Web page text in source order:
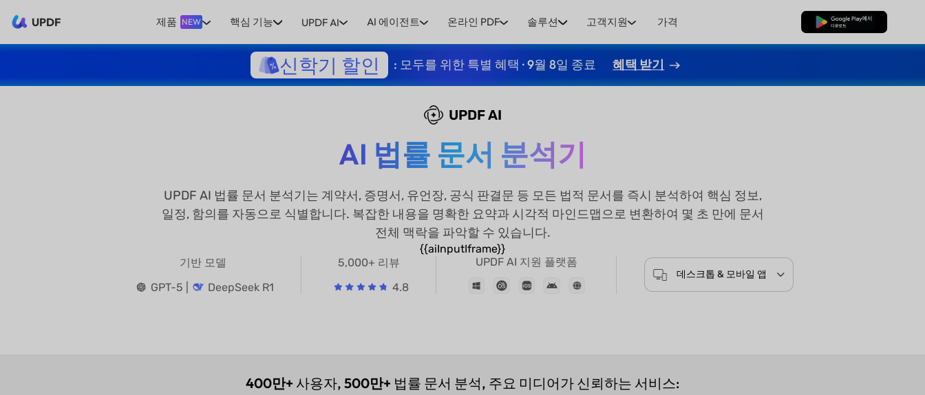
UPDF 제품 NEW 핵심 기능 UPDF AI AI 에이전트 온라인 PDF 솔루션 고객지원 가격 무료로 다운로드
신학기 할인 : 모두를 위한 특별 혜택 · 9월 8일 종료 혜택 받기
UPDF AI
AI 법률 문서 분석기
UPDF AI 법률 문서 분석기는 계약서, 증명서, 유언장, 공식 판결문 등 모든 법적 문서를 즉시 분석하여 핵심 정보,
일정, 함의를 자동으로 식별합니다. 복잡한 내용을 명확한 요약과 시각적 마인드맵으로 변환하여 몇 초 만에 문서
전체 맥락을 파악할 수 있습니다.
{{aiInputIframe}}
기반 모델
GPT-5 |
DeepSeek R1
5,000+ 리뷰
4.8
UPDF AI 지원 플랫폼
데스크톱 & 모바일 앱
400만+ 사용자, 500만+ 법률 문서 분석, 주요 미디어가 신뢰하는 서비스: